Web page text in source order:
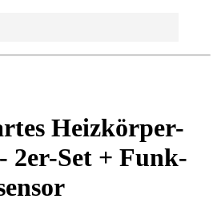
Heizkörper-
2er-Set + Funk-